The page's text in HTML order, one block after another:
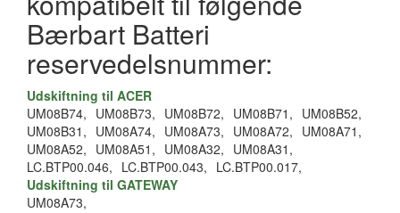
Bærbart Batteri
reservedelsnummer:
Udskiftning til ACER
UM08B74, UM08B73, UM08B72, UM08B71, UM08B52,
UM08B31, UM08A74, UM08A73, UM08A72, UM08A71,
UM08A52, UM08A51, UM08A32, UM08A31,
LC.BTP00.046, LC.BTP00.043, LC.BTP00.017,
Udskiftning til GATEWAY
UM08A73,